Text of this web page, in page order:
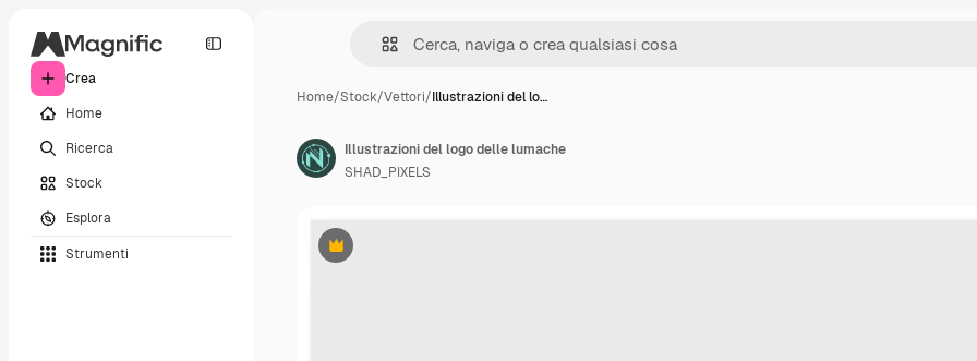
Crea
Home
Ricerca
Stock
Esplora
Strumenti
Home/Stock/Vettori/Illustrazioni del lo…
Premium
Illustrazioni del logo delle lumache
SHAD_PIXELS